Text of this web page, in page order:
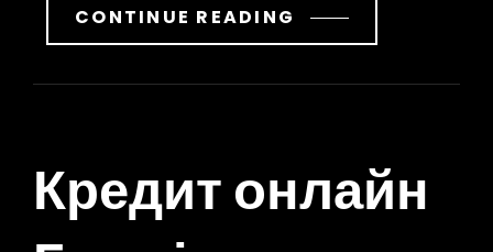
CONTINUE READING
Кредит онлайн